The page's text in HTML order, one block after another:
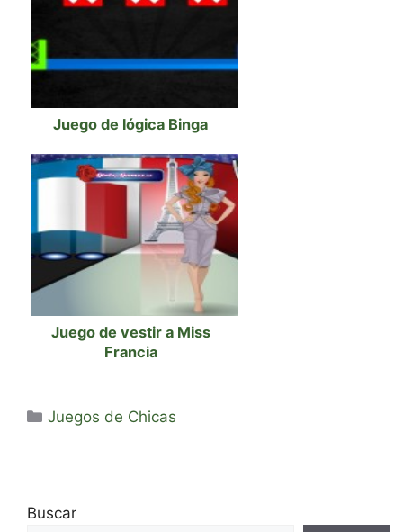
Juego de lógica Binga
Juego de vestir a Miss
Francia
Categorías
Juegos de Chicas
Buscar